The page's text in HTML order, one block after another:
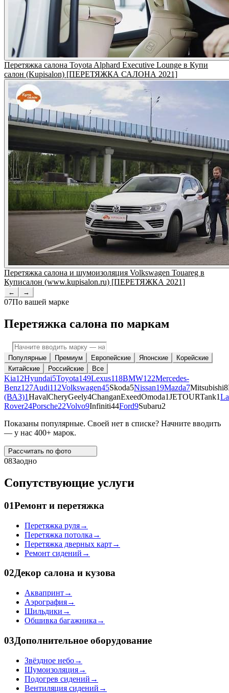
Перетяжка салона Toyota Alphard Executive Lounge в Купи
салон (Kupisalon) [ПЕРЕТЯЖКА САЛОНА 2021]
Перетяжка салона и шумоизоляция Volkswagen Touareg в
Куписалон (www.kupisalon.ru) [ПЕРЕТЯЖКА 2021]
← →
07По вашей марке
Перетяжка салона по маркам
Популярные Премиум Европейские Японские
Корейские
Китайские
Российские Все
Kia12Hyundai5Toyota149Lexus118BMW122Mercedes-
Benz127Audi112Volkswagen45Skoda5Nissan19Mazda7Mitsubishi8
(ВАЗ)1HavalCheryGeely4ChanganExeedOmoda1JETOURTank1
Rover24Porsche22Volvo9Infiniti44Ford9Subaru2
Показаны популярные. Своей нет в списке? Начните вводить
— у нас 400+ марок.
Рассчитать по фото
08Заодно
Сопутствующие услуги
01Ремонт и перетяжка
Перетяжка руля→
Перетяжка потолка →
Перетяжка дверных карт→
Ремонт сидений →
02Декор салона и кузова
Аквапринт→
Аэрография→
Шильдики →
Обшивка багажника →
03Дополнительное оборудование
Звёздное небо→
Шумоизоляция→
Подогрев сидений →
Вентиляция сидений →